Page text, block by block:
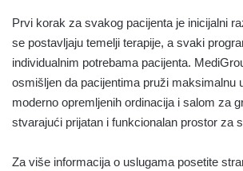
Prvi korak za svakog pacijenta je inicijalni
se postavljaju temelji terapije, a svaki
individualnim potrebama pacijenta.
osmišljen da pacijentima pruži maksimalnu
moderno opremljenih ordinacija i salom za
stvarajući prijatan i funkcionalan prostor za
Za više informacija o uslugama posetite